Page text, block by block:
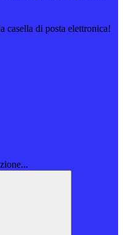
casella di posta elettronica!